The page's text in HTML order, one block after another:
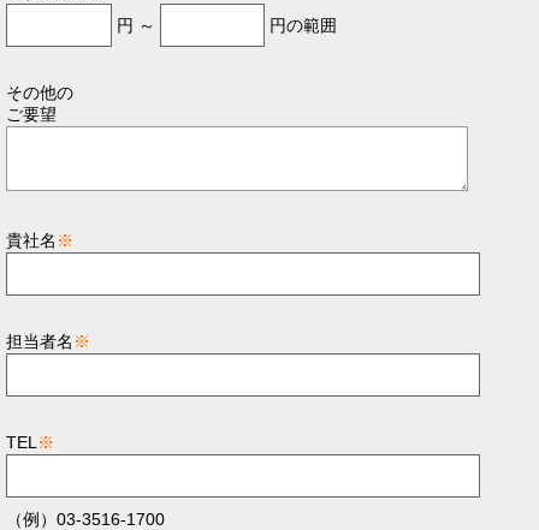
円 ～
円の範囲
その他の
ご要望
貴社名 ※
担当者名 ※
TEL ※
（例）03-3516-1700